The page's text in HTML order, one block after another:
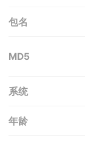
包名
MD5
系统
年龄